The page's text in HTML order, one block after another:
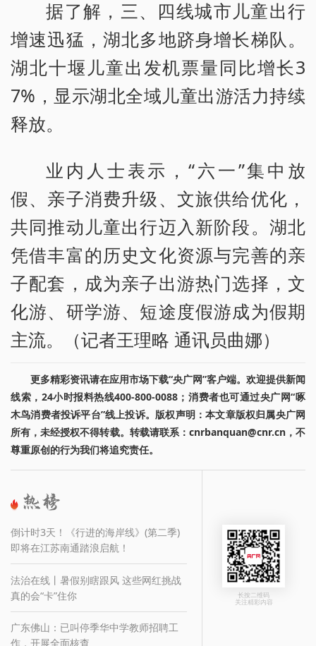
据了解，三、四线城市儿童出行
增速迅猛，湖北多地跻身增长梯队。
湖北十堰儿童出发机票量同比增长3
7%，显示湖北全域儿童出游活力持续
释放。
业内人士表示，“六一”集中放
假、亲子消费升级、文旅供给优化，
共同推动儿童出行迈入新阶段。湖北
凭借丰富的历史文化资源与完善的亲
子配套，成为亲子出游热门选择，文
化游、研学游、短途度假游成为假期
主流。（记者王理略 通讯员曲娜）
更多精彩资讯请在应用市场下载“央广网”客户端。欢迎提供新闻
线索，24小时报料热线400-800-0088；消费者也可通过央广网“啄
木鸟消费者投诉平台”线上投诉。版权声明：本文章版权归属央广网
所有，未经授权不得转载。转载请联系：cnrbanquan@cnr.cn，不
尊重原创的行为我们将追究责任。
倒计时3天！《行进的海岸线》(第二季)
即将在江苏南通踏浪启航！
法治在线丨暑假别瞎跟风 这些网红挑战
真的会“卡”住你
广东佛山：已叫停季华中学教师招聘工
作，开展全面核查
长按二维码
关注精彩内容